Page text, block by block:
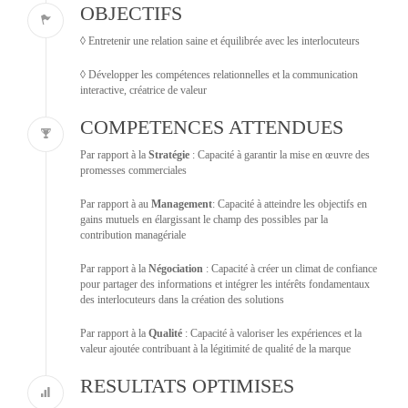
OBJECTIFS
◊ Entretenir une relation saine et équilibrée avec les interlocuteurs
◊ Développer les compétences relationnelles et la communication
interactive, créatrice de valeur
COMPETENCES ATTENDUES
Par rapport à la Stratégie : Capacité à garantir la mise en œuvre des
promesses commerciales
Par rapport à au Management: Capacité à atteindre les objectifs en
gains mutuels en élargissant le champ des possibles par la
contribution managériale
Par rapport à la Négociation : Capacité à créer un climat de confiance
pour partager des informations et intégrer les intérêts fondamentaux
des interlocuteurs dans la création des solutions
Par rapport à la Qualité : Capacité à valoriser les expériences et la
valeur ajoutée contribuant à la légitimité de qualité de la marque
RESULTATS OPTIMISES